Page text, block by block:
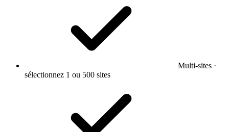
Multi-sites ·
sélectionnez 1 ou 500 sites